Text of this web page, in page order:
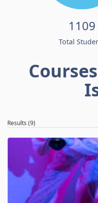
1109
Total
Results (9)